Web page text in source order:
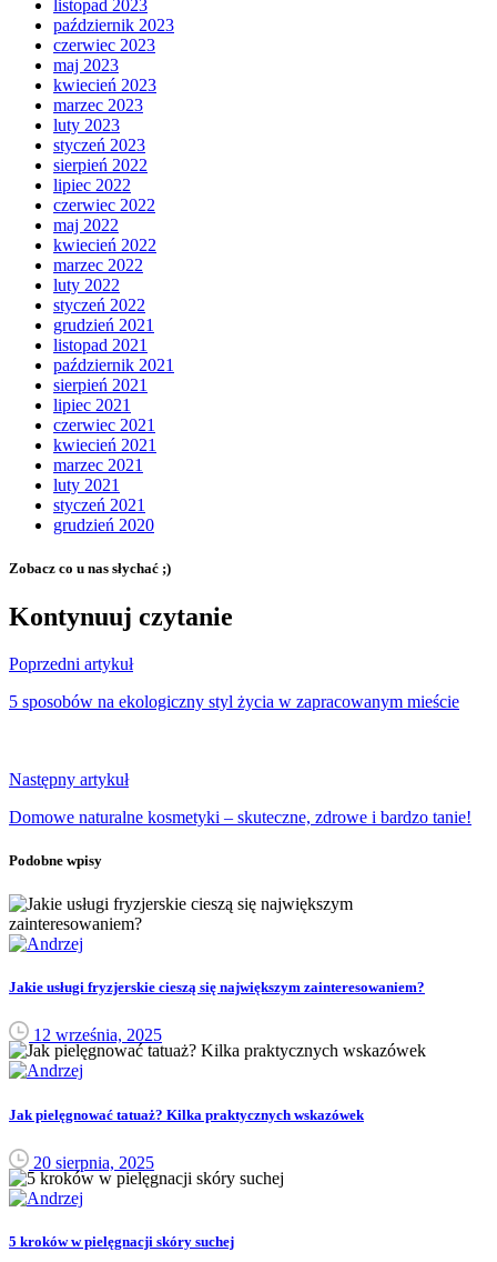
listopad 2023
październik 2023
czerwiec 2023
maj 2023
kwiecień 2023
marzec 2023
luty 2023
styczeń 2023
sierpień 2022
lipiec 2022
czerwiec 2022
maj 2022
kwiecień 2022
marzec 2022
luty 2022
styczeń 2022
grudzień 2021
listopad 2021
październik 2021
sierpień 2021
lipiec 2021
czerwiec 2021
kwiecień 2021
marzec 2021
luty 2021
styczeń 2021
grudzień 2020
Zobacz co u nas słychać ;)
Kontynuuj czytanie
Poprzedni artykuł
5 sposobów na ekologiczny styl życia w zapracowanym mieście
Następny artykuł
Domowe naturalne kosmetyki – skuteczne, zdrowe i bardzo tanie!
Podobne wpisy
Jakie usługi fryzjerskie cieszą się największym zainteresowaniem?
12 września, 2025
Jak pielęgnować tatuaż? Kilka praktycznych wskazówek
20 sierpnia, 2025
5 kroków w pielęgnacji skóry suchej